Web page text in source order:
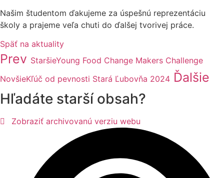
Našim študentom ďakujeme za úspešnú reprezentáciu
školy a prajeme veľa chuti do ďalšej tvorivej práce.
Späť na aktuality
Prev StaršieYoung Food Change Makers Challenge
NovšieKľúč od pevnosti Stará Ľubovňa 2024 Ďalšie
Hľadáte starší obsah?
Zobraziť archivovanú verziu webu